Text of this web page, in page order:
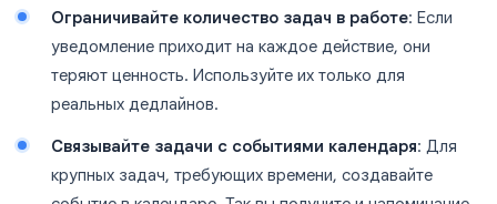
Ограничивайте количество задач в работе: Если
уведомление приходит на каждое действие, они
теряют ценность. Используйте их только для
реальных дедлайнов.
Связывайте задачи с событиями календаря: Для
крупных задач, требующих времени, создавайте